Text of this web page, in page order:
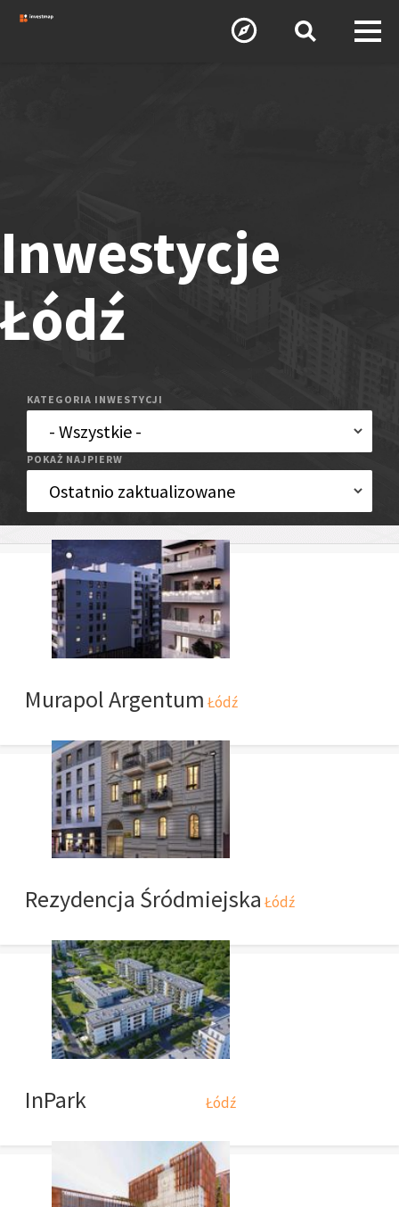
Inwestycje
Łódź
KATEGORIA INWESTYCJI
POKAŻ NAJPIERW
Murapol Argentum Łódź
Rezydencja Śródmiejska Łódź
InPark Łódź